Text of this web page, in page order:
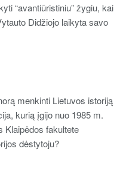
“avantiūristiniu” žygiu, kai
Didžiojo laikyta savo
menkinti Lietuvos istoriją
kurią įgijo nuo 1985 m.
Klaipėdos fakultete
dėstytoju?